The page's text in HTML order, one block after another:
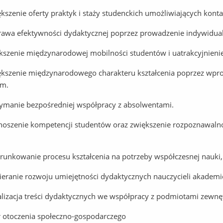
oferty praktyk i staży studenckich umożliwiających
efektywności dydaktycznej poprzez prowadzenie
międzynarodowej mobilności studentów i
międzynarodowego charakteru kształcenia poprzez
bezpośredniej współpracy z absolwentami.
kompetencji studentów oraz zwiększenie
procesu kształcenia na potrzeby współczesnej
rozwoju umiejętności dydaktycznych nauczycieli
treści dydaktycznych we współpracy z podmiotami
społeczno-gospodarczego